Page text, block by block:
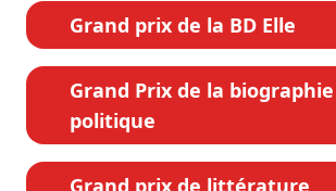
Grand prix de la BD Elle
Grand Prix de la biographie
politique
Grand prix de littérature